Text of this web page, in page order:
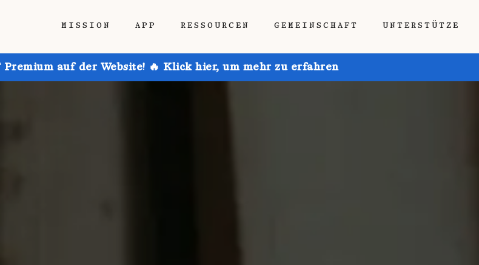
MISSION APP RESSOURCEN GEMEINSCHAFT UNTERSTÜTZE
auf der Website! 🔥 Klick hier, um mehr zu erfahren